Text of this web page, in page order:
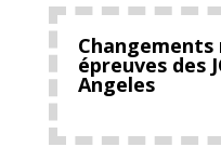
épreuves des
Angeles